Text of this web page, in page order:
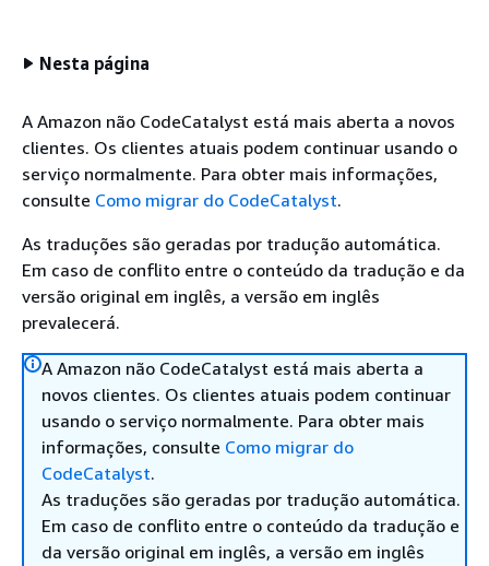
Nesta página
A Amazon não CodeCatalyst está mais aberta a novos
clientes. Os clientes atuais podem continuar usando o
serviço normalmente. Para obter mais informações,
consulte Como migrar do CodeCatalyst.
As traduções são geradas por tradução automática.
Em caso de conflito entre o conteúdo da tradução e da
versão original em inglês, a versão em inglês
prevalecerá.
A Amazon não CodeCatalyst está mais aberta a
novos clientes. Os clientes atuais podem continuar
usando o serviço normalmente. Para obter mais
informações, consulte Como migrar do
CodeCatalyst.
As traduções são geradas por tradução automática.
Em caso de conflito entre o conteúdo da tradução e
da versão original em inglês, a versão em inglês